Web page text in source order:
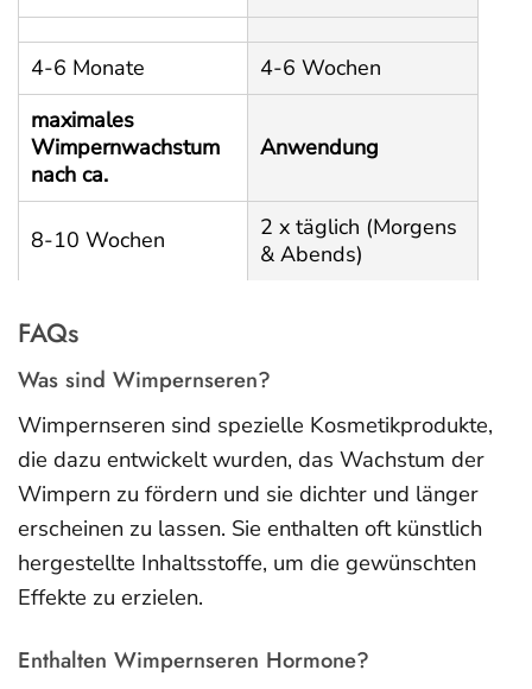
4-6 Monate
4-6 Wochen
maximales
Wimpernwachstum
nach ca.
Anwendung
8-10 Wochen
2 x täglich (Morgens
& Abends)
FAQs
Was sind Wimpernseren?
Wimpernseren sind spezielle Kosmetikprodukte,
die dazu entwickelt wurden, das Wachstum der
Wimpern zu fördern und sie dichter und länger
erscheinen zu lassen. Sie enthalten oft künstlich
hergestellte Inhaltsstoffe, um die gewünschten
Effekte zu erzielen.
Enthalten Wimpernseren Hormone?